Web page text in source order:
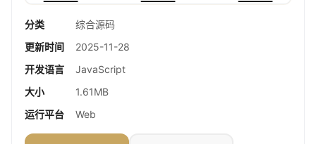
分类
综合源码
更新时间
2025-11-28
开发语言
JavaScript
大小
1.61MB
运行平台
Web